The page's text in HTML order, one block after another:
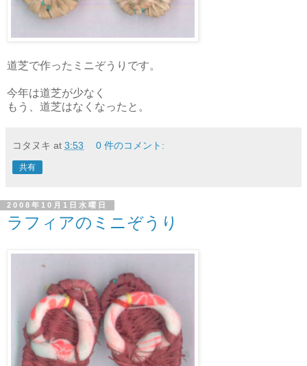
道芝で作ったミニぞうりです。
今年は道芝が少なく
もう、道芝はなくなったと。
コタヌキ at 3:53 0 件のコメント:
共有
2008年10月1日水曜日
ラフィアのミニぞうり